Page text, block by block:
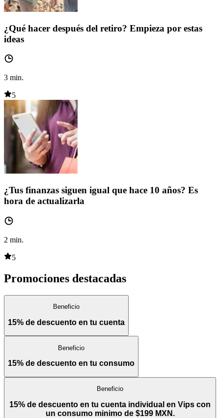
¿Qué hacer después del retiro? Empieza por estas
ideas
3 min.
5
¿Tus finanzas siguen igual que hace 10 años? Es
hora de actualizarla
2 min.
5
Promociones destacadas
Beneficio
15% de descuento en tu cuenta
Beneficio
15% de descuento en tu consumo
Beneficio
15% de descuento en tu cuenta individual en Vips con
un consumo minimo de $199 MXN.